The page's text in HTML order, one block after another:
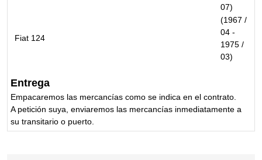
07)
Fiat 124
(1967 /
04 -
1975 /
03)
Entrega
Empacaremos las mercancías como se indica en el contrato.
A petición suya, enviaremos las mercancías inmediatamente a
su transitario o puerto.